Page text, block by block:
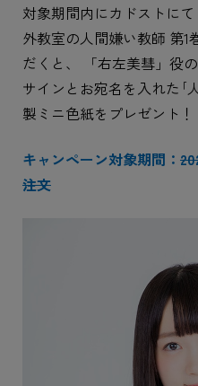
対象期間内にカドストに
外教室の人間嫌い教師 第1
だくと、 「右左美彗」役
サインとお宛名を入れた｢
製ミニ色紙をプレゼント！
キャンペーン対象期間：
注文